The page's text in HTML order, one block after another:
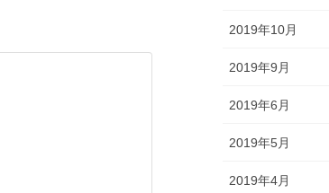
2019年10月
2019年9月
2019年6月
2019年5月
2019年4月